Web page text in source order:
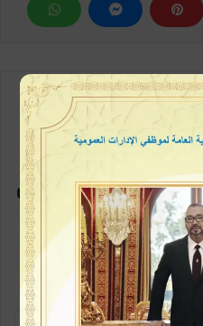
جديدة
سيصلك
ممن يطلعون على الخبر في بداية
القائمة البريدية